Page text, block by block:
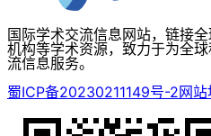
国际学术交流信息网站，链接
机构等学术资源，致力于为全
流信息服务。
蜀ICP备20230211149号-2网站